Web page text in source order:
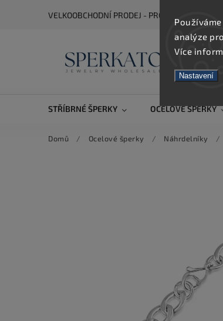
analýze
Více
Nastavení
VELKOOBCHODNÍ PRODEJ - PRO ZOBRAZENÍ
STŘÍBRNÉ ŠPERKY OCELOVÉ ŠPERKY
Domů / Ocelové šperky / Náhrdelníky /